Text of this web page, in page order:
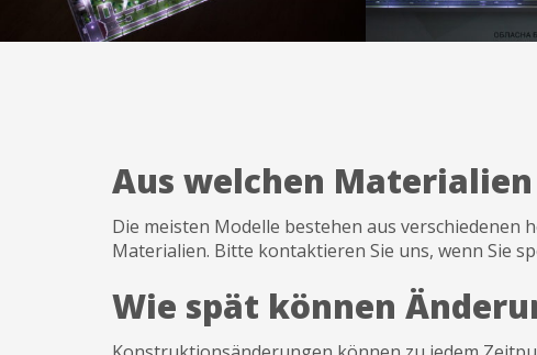
Aus welchen
Die meisten Modelle bestehen aus
Materialien. Bitte kontaktieren Sie uns, wenn Sie
Wie spät können